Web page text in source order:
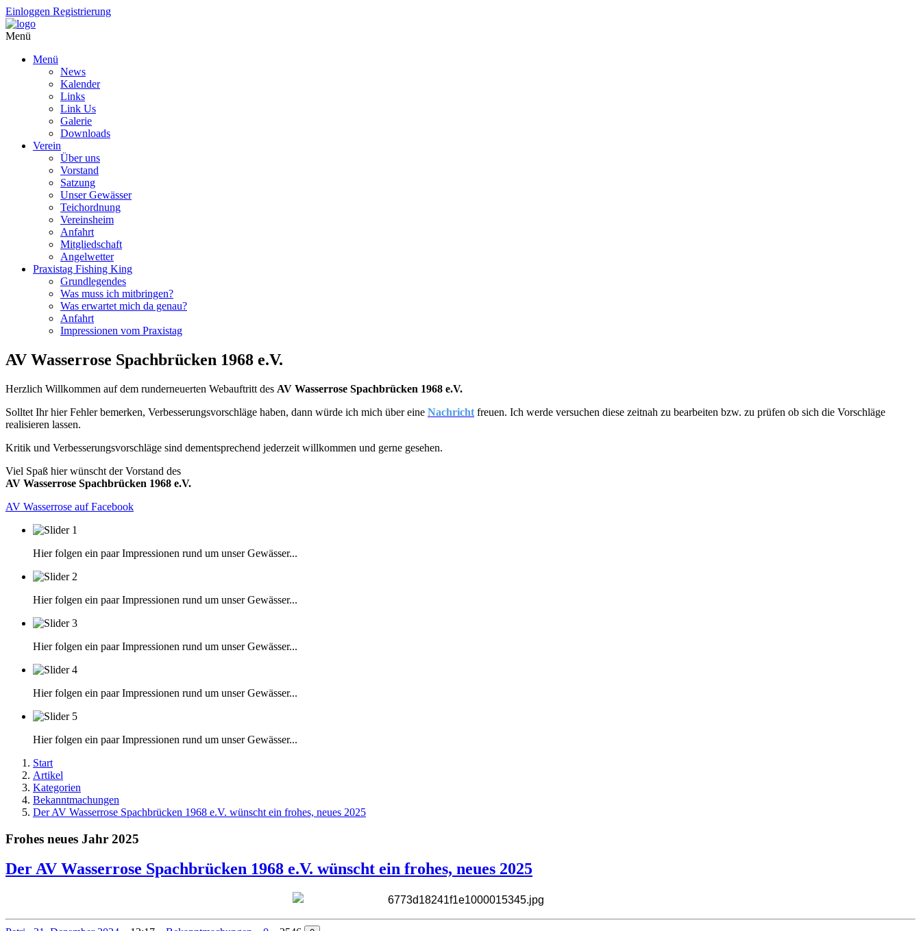
Einloggen Registrierung
Menü
Menü
News
Kalender
Links
Link Us
Galerie
Downloads
Verein
Über uns
Vorstand
Satzung
Unser Gewässer
Teichordnung
Vereinsheim
Anfahrt
Mitgliedschaft
Angelwetter
Praxistag Fishing King
Grundlegendes
Was muss ich mitbringen?
Was erwartet mich da genau?
Anfahrt
Impressionen vom Praxistag
AV Wasserrose Spachbrücken 1968 e.V.
Herzlich Willkommen auf dem runderneuerten Webauftritt des AV Wasserrose Spachbrücken 1968 e.V.
Solltet Ihr hier Fehler bemerken, Verbesserungsvorschläge haben, dann würde ich mich über eine Nachricht freuen. Ich werde versuchen diese zeitnah zu bearbeiten bzw. zu prüfen ob sich die Vorschläge
realisieren lassen.
Kritik und Verbesserungsvorschläge sind dementsprechend jederzeit willkommen und gerne gesehen.
Viel Spaß hier wünscht der Vorstand des
AV Wasserrose Spachbrücken 1968 e.V.
AV Wasserrose auf Facebook
Hier folgen ein paar Impressionen rund um unser Gewässer...
Hier folgen ein paar Impressionen rund um unser Gewässer...
Hier folgen ein paar Impressionen rund um unser Gewässer...
Hier folgen ein paar Impressionen rund um unser Gewässer...
Hier folgen ein paar Impressionen rund um unser Gewässer...
Start
Artikel
Kategorien
Bekanntmachungen
Der AV Wasserrose Spachbrücken 1968 e.V. wünscht ein frohes, neues 2025
Frohes neues Jahr 2025
Der AV Wasserrose Spachbrücken 1968 e.V. wünscht ein frohes, neues 2025